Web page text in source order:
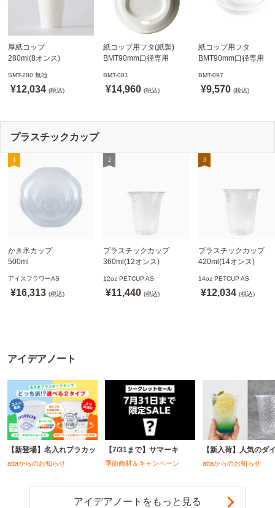
厚紙コップ
280ml(8オンス)
SMT-280 無地
※沖縄・離島 送料別途
SMT-280 無地
¥12,034 (税込)
紙コップ用フタ(紙製)
BMT90mm口径専用
※適合品番あり ※沖縄・
BMT-081
¥14,960 (税込)
紙コップ用フタ
BMT90mm口径専用
※適合品番あり ※沖縄
BMT-097
¥9,570 (税込)
プラスチックカップ
かき氷カップ
500ml
※北海道・沖縄・離島 送
料別途
アイスフラワーAS
¥16,313 (税込)
プラスチックカップ
360ml(12オンス)
※沖縄・離島 配送料別途
12oz PETCUP AS
¥11,440 (税込)
プラスチックカップ
420ml(14オンス)
※沖縄・離島 配送料
14oz PETCUP AS
¥12,034 (税込)
アイデアノート
【新登場】名入れプラカッ
attaからのお知らせ
【7/31まで】サマーキ
季節商材＆キャンペーン
【新入荷】人気のダ
attaからのお知らせ
アイデアノートをもっと見る